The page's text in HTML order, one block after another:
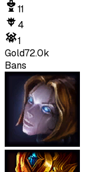
11
4
1
Gold72.0k
Bans